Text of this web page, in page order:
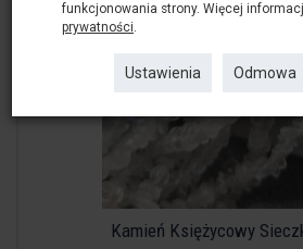
Kamień Księżycowy
funkcjonowania strony. Więcej
prywatności.
Ustawienia Odmowa